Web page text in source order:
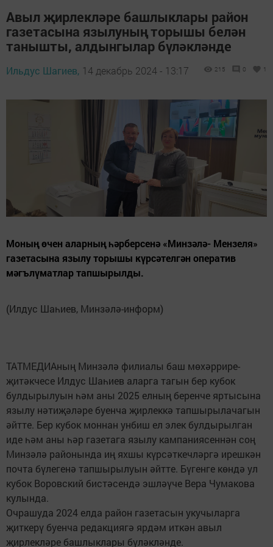
Авыл җирлекләре башлыклары район
газетасына язылуның торышы белән
танышты, алдынгылар бүләкләнде
Ильдус Шагиев, 14 декабрь 2024 - 13:17 215 0 1
Моның өчен аларның һәрберсенә «Минзәлә- Мензеля»
газетасына язылу торышы күрсәтелгән оператив
мәгълүматлар тапшырылды.
(Илдус Шаһиев, Минзәлә-информ)
ТАТМЕДИАның Минзәлә филиалы баш мөхәррире-
җитәкчесе Илдус Шаһиев аларга тагын бер кубок
булдырылуын һәм аны 2025 елның беренче яртысына
язылу нәтиҗәләре буенча җирлеккә тапшырылачагын
әйтте. Бер кубок моннан унбиш ел элек булдырылган
иде һәм аны һәр газетага язылу кампаниясеннән соң
Минзәлә районында иң яхшы күрсәткечләргә ирешкән
почта бүлегенә тапшырылуын әйтте. Бүгенге көндә ул
кубок Воровский бистәсендә эшләүче Вера Чумакова
кулында.
Очрашуда 2024 елда район газетасын укучыларга
җиткерү буенча редакциягә ярдәм иткән авыл
җирлекләре башлыклары бүләкләнде.